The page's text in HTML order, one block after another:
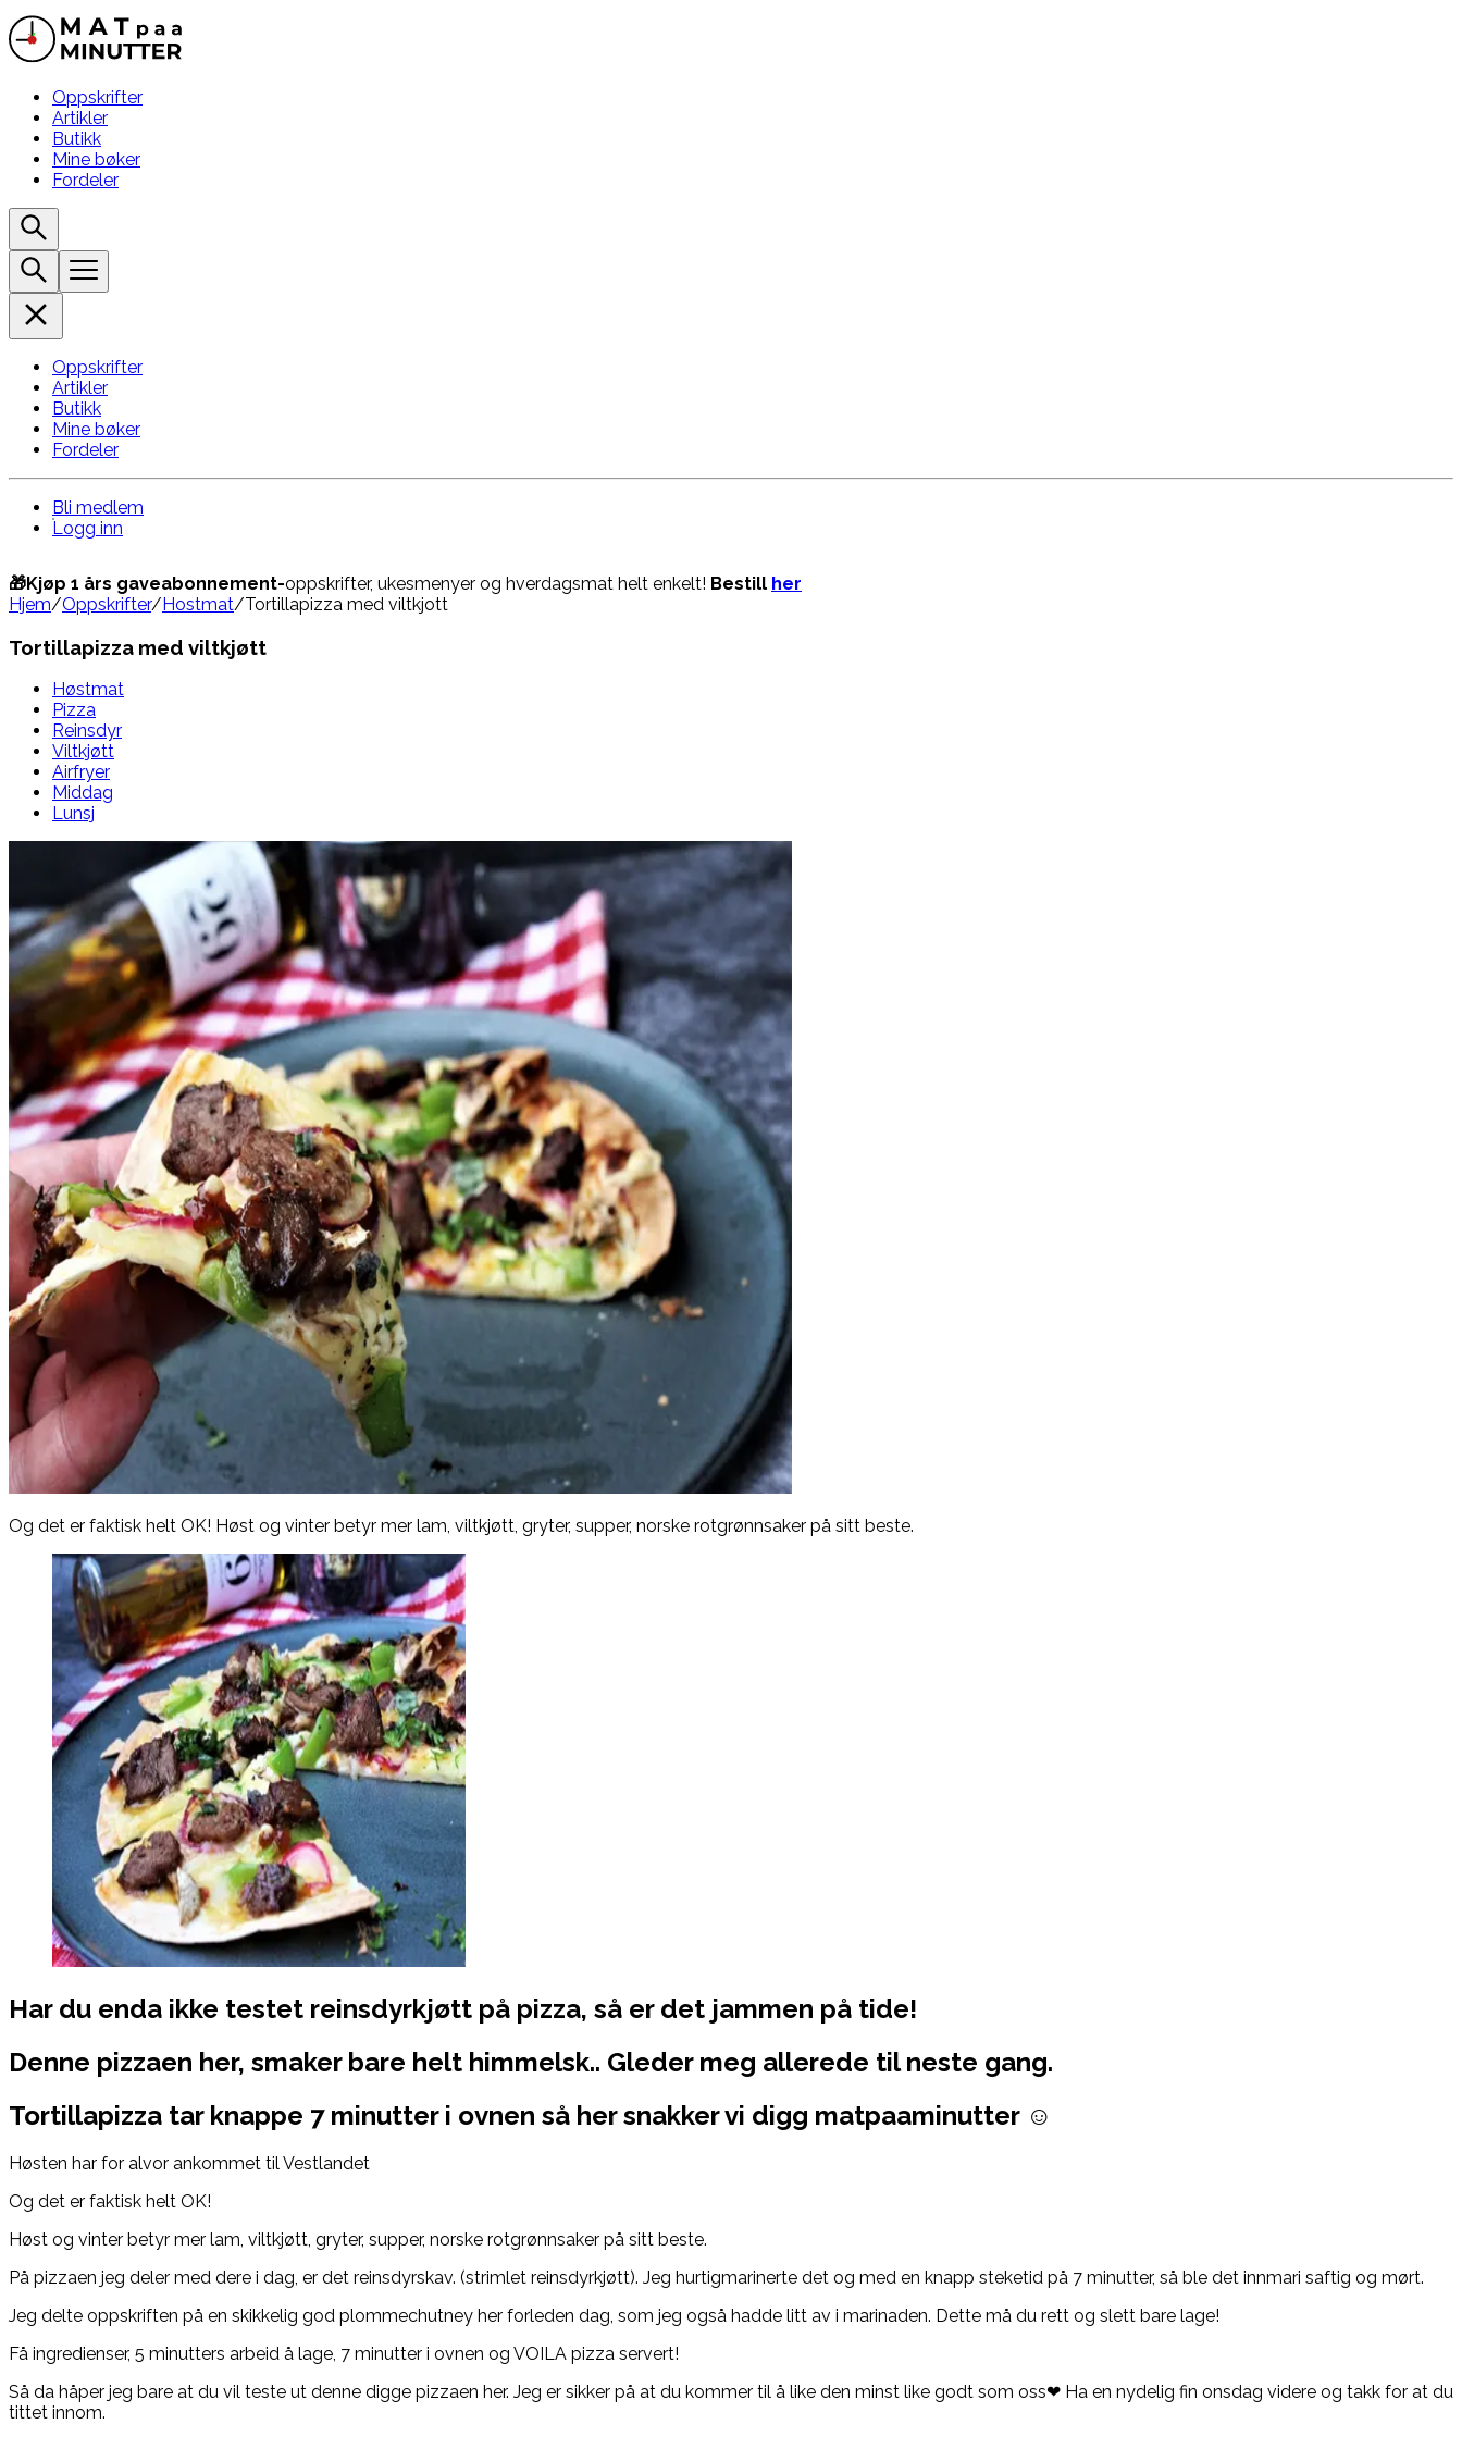
Oppskrifter
Artikler
Butikk
Mine bøker
Fordeler
Oppskrifter
Artikler
Butikk
Mine bøker
Fordeler
Bli medlem
Logg inn
🎁Kjøp 1 års gaveabonnement-oppskrifter, ukesmenyer og hverdagsmat helt enkelt! Bestill her
Hjem/Oppskrifter/Hostmat/Tortillapizza med viltkjott
Tortillapizza med viltkjøtt
Høstmat
Pizza
Reinsdyr
Viltkjøtt
Airfryer
Middag
Lunsj
Og det er faktisk helt OK! Høst og vinter betyr mer lam, viltkjøtt, gryter, supper, norske rotgrønnsaker på sitt beste.
Har du enda ikke testet reinsdyrkjøtt på pizza, så er det jammen på tide!
Denne pizzaen her, smaker bare helt himmelsk.. Gleder meg allerede til neste gang.
Tortillapizza tar knappe 7 minutter i ovnen så her snakker vi digg matpaaminutter ☺
Høsten har for alvor ankommet til Vestlandet
Og det er faktisk helt OK!
Høst og vinter betyr mer lam, viltkjøtt, gryter, supper, norske rotgrønnsaker på sitt beste.
På pizzaen jeg deler med dere i dag, er det reinsdyrskav. (strimlet reinsdyrkjøtt). Jeg hurtigmarinerte det og med en knapp steketid på 7 minutter, så ble det innmari saftig og mørt.
Jeg delte oppskriften på en skikkelig god plommechutney her forleden dag, som jeg også hadde litt av i marinaden. Dette må du rett og slett bare lage!
Få ingredienser, 5 minutters arbeid å lage, 7 minutter i ovnen og VOILA pizza servert!
Så da håper jeg bare at du vil teste ut denne digge pizzaen her. Jeg er sikker på at du kommer til å like den minst like godt som oss❤ Ha en nydelig fin onsdag videre og takk for at du
tittet innom.